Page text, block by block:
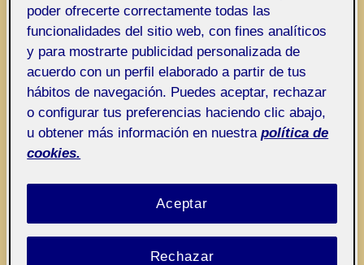
Entrega parcial 1 PEC2
poder ofrecerte correctamente todas las
funcionalidades del sitio web, con fines analíticos
y para mostrarte publicidad personalizada de
acuerdo con un perfil elaborado a partir de tus
hábitos de navegación. Puedes aceptar, rechazar
o configurar tus preferencias haciendo clic abajo,
u obtener más información en nuestra política de
cookies.
Rechazar
Aceptar